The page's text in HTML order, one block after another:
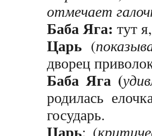
отмечает
Баба Яга: тут
Царь (
дворец
Баба Яга (
родилась
государь.
Царь: (